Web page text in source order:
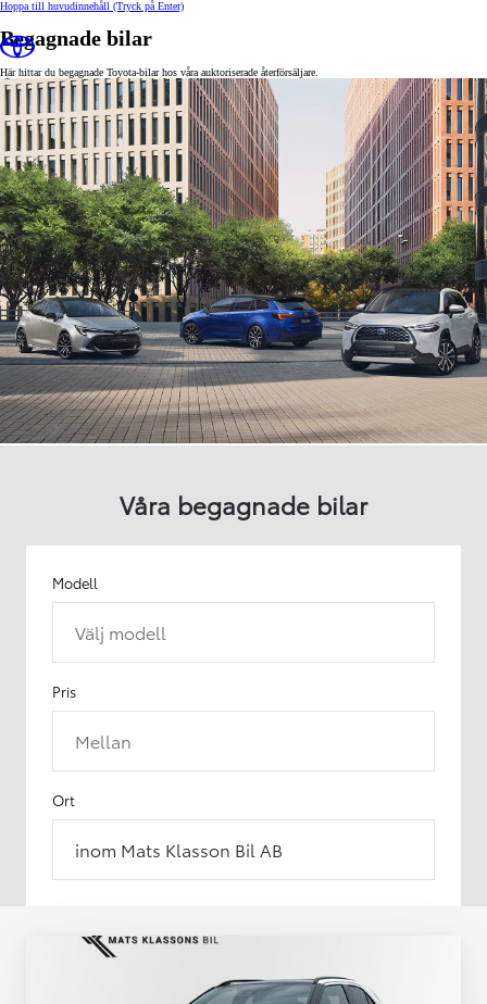
Hoppa till huvudinnehåll (Tryck på Enter)
Begagnade bilar
Här hittar du begagnade Toyota-bilar hos våra auktoriserade återförsäljare.
Våra begagnade bilar
Modell
Välj modell
Pris
Mellan
Ort
inom Mats Klasson Bil AB